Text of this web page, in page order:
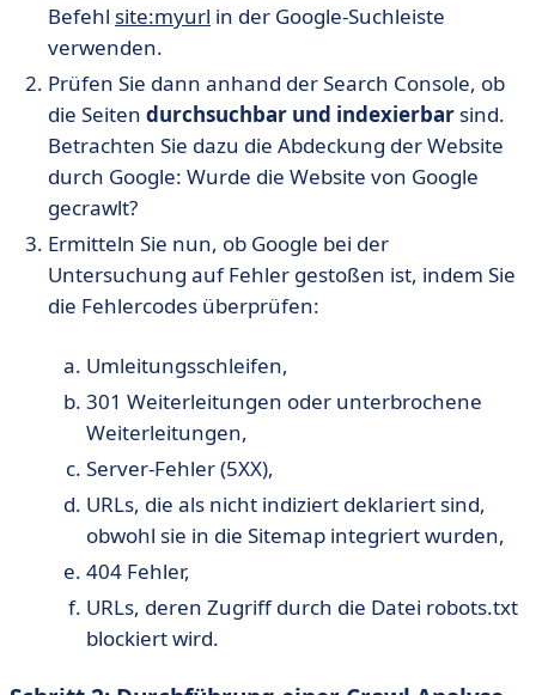
Befehl site:myurl in der Google-Suchleiste
verwenden.
Prüfen Sie dann anhand der Search Console, ob
die Seiten durchsuchbar und indexierbar sind.
Betrachten Sie dazu die Abdeckung der Website
durch Google: Wurde die Website von Google
gecrawlt?
Ermitteln Sie nun, ob Google bei der
Untersuchung auf Fehler gestoßen ist, indem Sie
die Fehlercodes überprüfen:
Umleitungsschleifen,
301 Weiterleitungen oder unterbrochene
Weiterleitungen,
Server-Fehler (5XX),
URLs, die als nicht indiziert deklariert sind,
obwohl sie in die Sitemap integriert wurden,
404 Fehler,
URLs, deren Zugriff durch die Datei robots.txt
blockiert wird.